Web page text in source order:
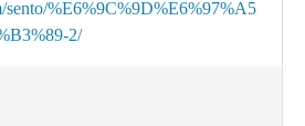
sento/%E6%9C%9D%E6%97%A5
2/